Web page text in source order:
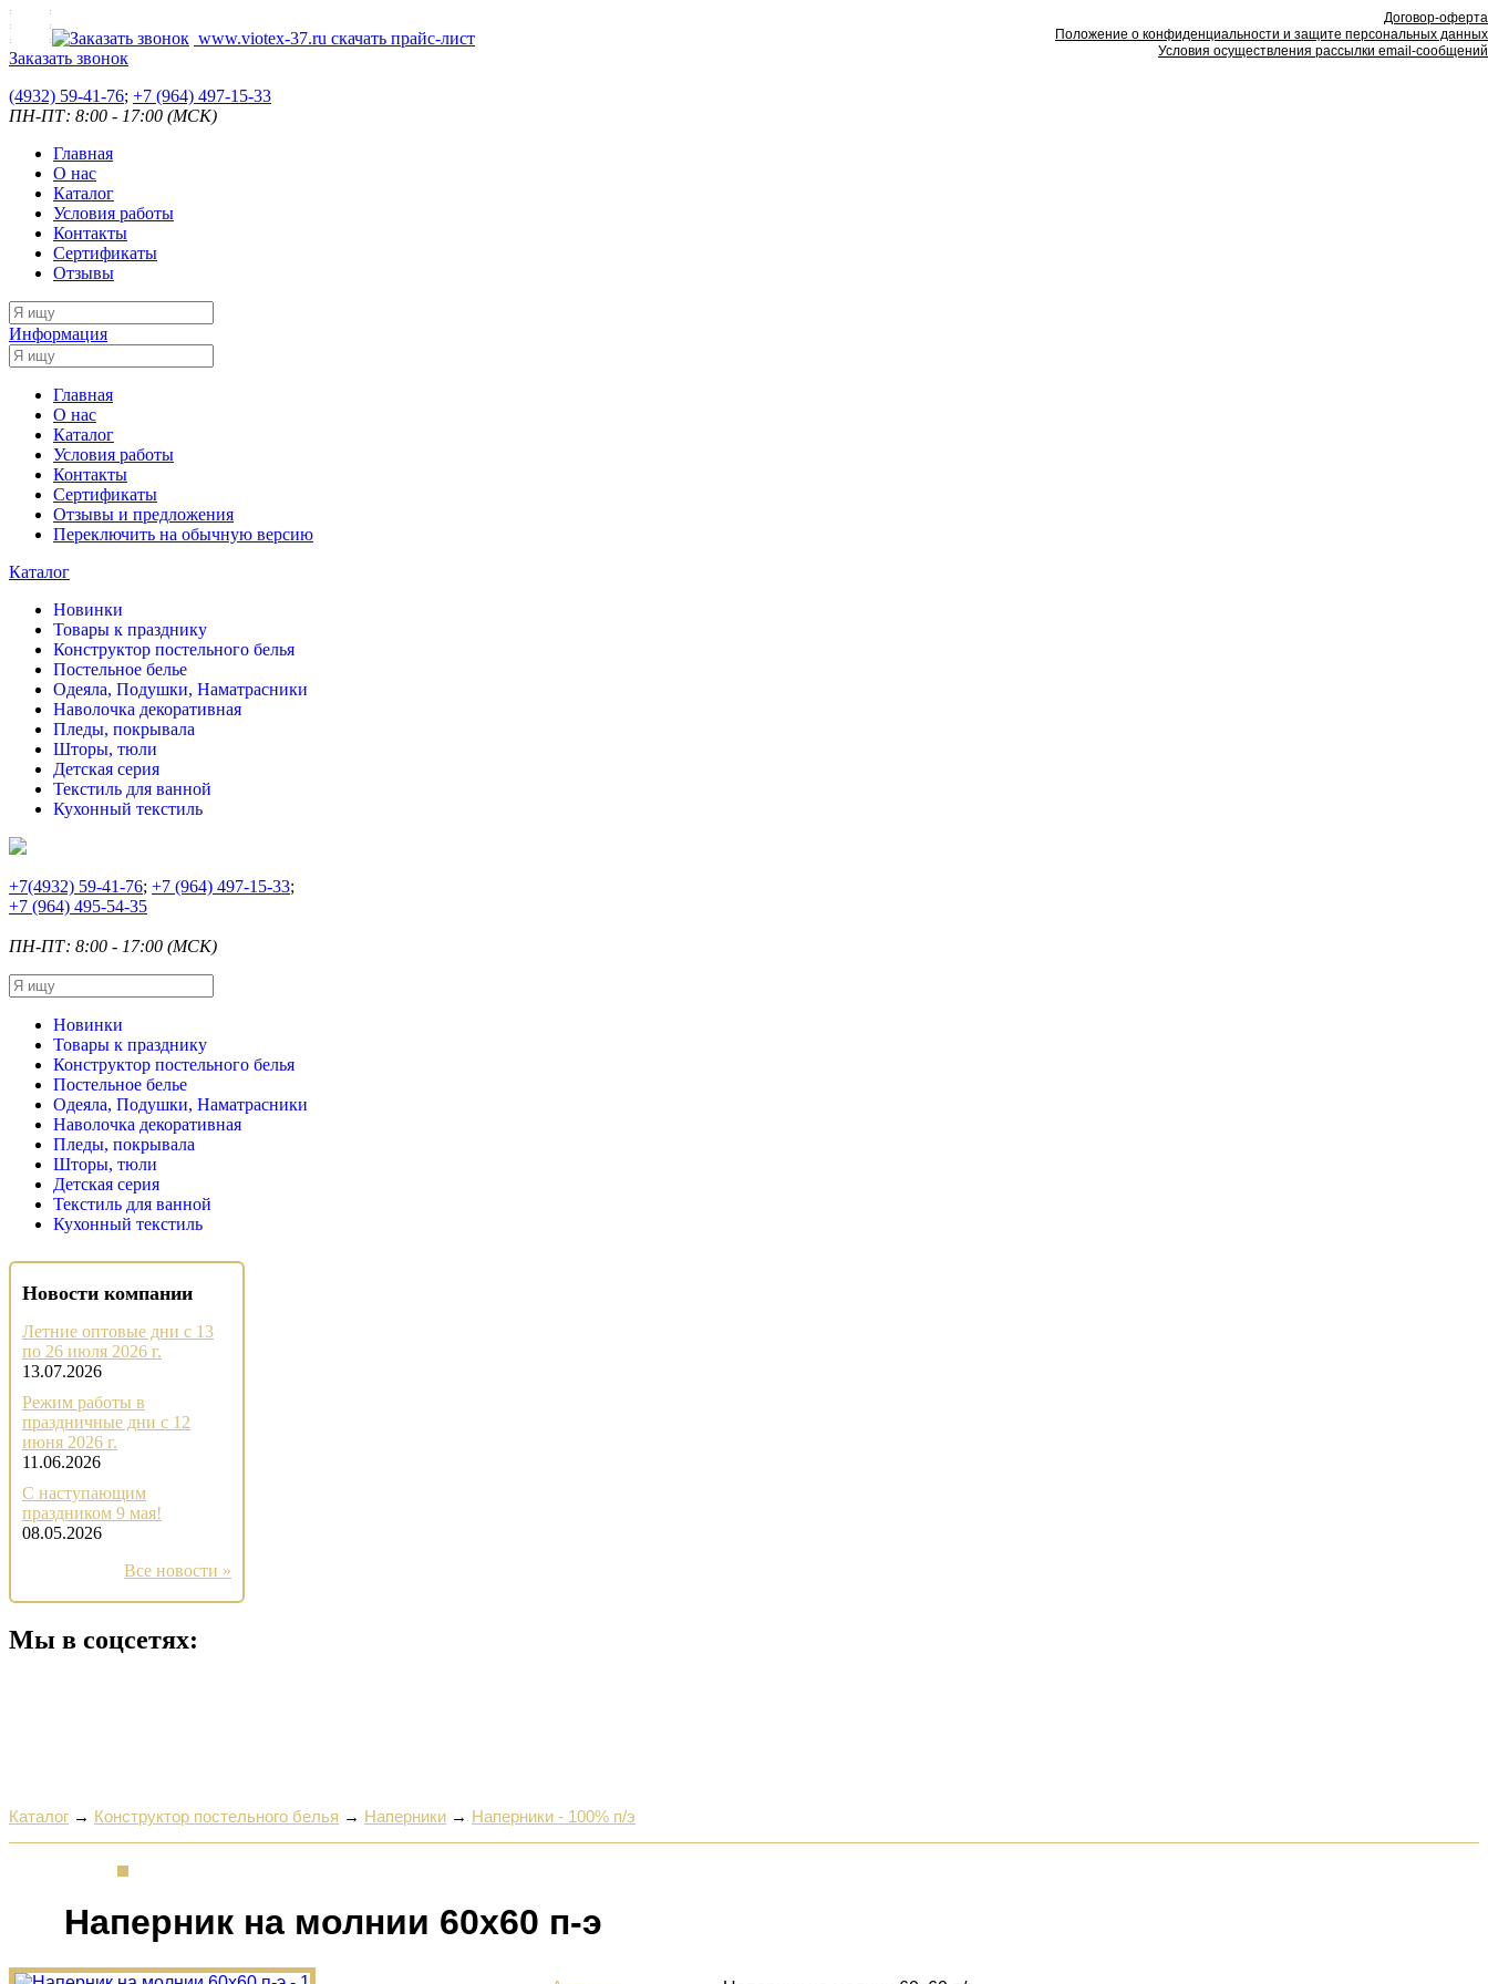
www.viotex-37.ru скачать прайс-лист
Заказать звонок
(4932) 59-41-76; +7 (964) 497-15-33
ПН-ПТ: 8:00 - 17:00 (МСК)
Главная
О нас
Каталог
Условия работы
Контакты
Сертификаты
Отзывы
Информация
Главная
О нас
Каталог
Условия работы
Контакты
Сертификаты
Отзывы и предложения
Переключить на обычную версию
Каталог
Новинки
Товары к празднику
Конструктор постельного белья
Постельное белье
Одеяла, Подушки, Наматрасники
Наволочка декоративная
Пледы, покрывала
Шторы, тюли
Детская серия
Текстиль для ванной
Кухонный текстиль
+7(4932) 59-41-76; +7 (964) 497-15-33;
+7 (964) 495-54-35
ПН-ПТ: 8:00 - 17:00 (МСК)
Новинки
Товары к празднику
Конструктор постельного белья
Постельное белье
Одеяла, Подушки, Наматрасники
Наволочка декоративная
Пледы, покрывала
Шторы, тюли
Детская серия
Текстиль для ванной
Кухонный текстиль
Новости компании
Летние оптовые дни с 13
по 26 июля 2026 г.
13.07.2026
Режим работы в
праздничные дни с 12
июня 2026 г.
11.06.2026
С наступающим
праздником 9 мая!
08.05.2026
Все новости »
Мы в соцсетях:
Каталог → Конструктор постельного белья → Наперники → Наперники - 100% п/э
Наперник на молнии 60х60 п-э
Договор-оферта
Положение о конфиденциальности и защите персональных данных
Условия осуществления рассылки email-сообщений